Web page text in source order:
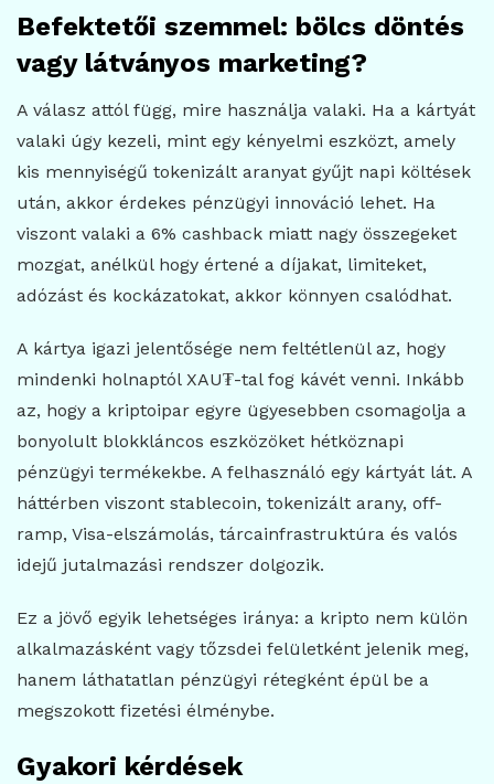
Befektetői szemmel: bölcs döntés
vagy látványos marketing?
A válasz attól függ, mire használja valaki. Ha a kártyát
valaki úgy kezeli, mint egy kényelmi eszközt, amely
kis mennyiségű tokenizált aranyat gyűjt napi költések
után, akkor érdekes pénzügyi innováció lehet. Ha
viszont valaki a 6% cashback miatt nagy összegeket
mozgat, anélkül hogy értené a díjakat, limiteket,
adózást és kockázatokat, akkor könnyen csalódhat.
A kártya igazi jelentősége nem feltétlenül az, hogy
mindenki holnaptól XAU₮-tal fog kávét venni. Inkább
az, hogy a kriptoipar egyre ügyesebben csomagolja a
bonyolult blokkláncos eszközöket hétköznapi
pénzügyi termékekbe. A felhasználó egy kártyát lát. A
háttérben viszont stablecoin, tokenizált arany, off-
ramp, Visa-elszámolás, tárcainfrastruktúra és valós
idejű jutalmazási rendszer dolgozik.
Ez a jövő egyik lehetséges iránya: a kripto nem külön
alkalmazásként vagy tőzsdei felületként jelenik meg,
hanem láthatatlan pénzügyi rétegként épül be a
megszokott fizetési élménybe.
Gyakori kérdések